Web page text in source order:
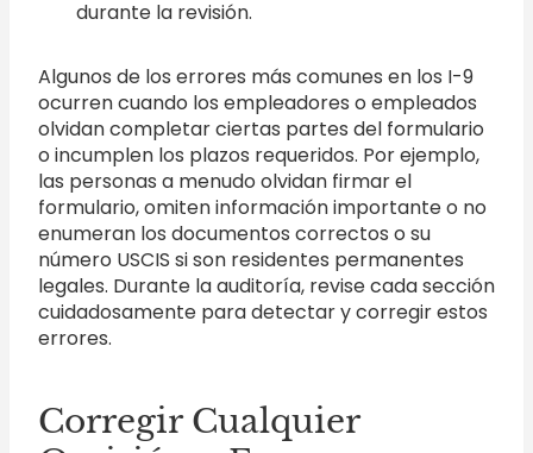
durante la revisión.
Algunos de los errores más comunes en los I-9
ocurren cuando los empleadores o empleados
olvidan completar ciertas partes del formulario
o incumplen los plazos requeridos. Por ejemplo,
las personas a menudo olvidan firmar el
formulario, omiten información importante o no
enumeran los documentos correctos o su
número USCIS si son residentes permanentes
legales. Durante la auditoría, revise cada sección
cuidadosamente para detectar y corregir estos
errores.
Corregir Cualquier